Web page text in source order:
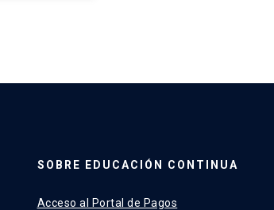
SOBRE EDUCACIÓN CONTINUA
Acceso al Portal de Pagos